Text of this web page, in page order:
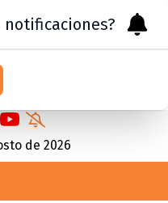
de 2026